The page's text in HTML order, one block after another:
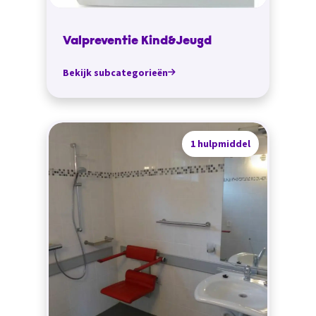
Valpreventie Kind&Jeugd
Bekijk subcategorieën
1 hulpmiddel